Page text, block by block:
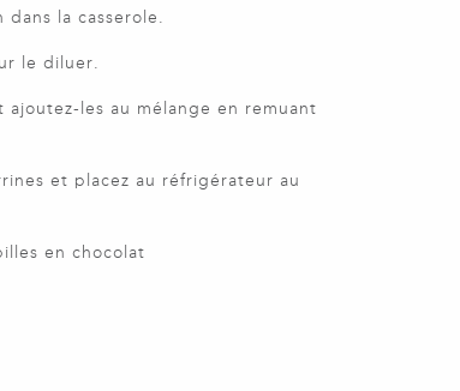
la casserole.
le diluer.
les au mélange en remuant
et placez au réfrigérateur au
en chocolat